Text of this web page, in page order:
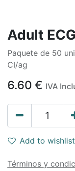
Adult
Paquete de 50
CI/ag
6.60 € IVA
Add to wishlist
Términos y